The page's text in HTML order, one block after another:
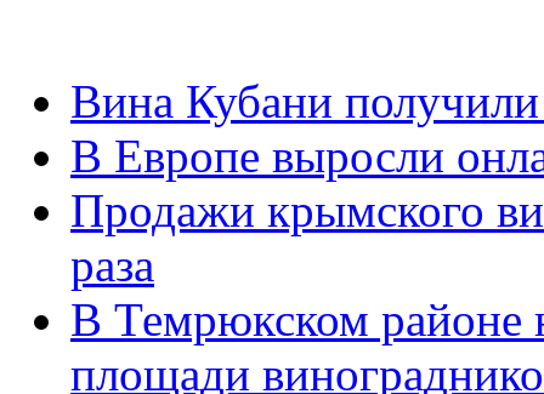
Вина Кубани
В Европе выросли
Продажи крымского
раза
В Темрюкском районе
площади